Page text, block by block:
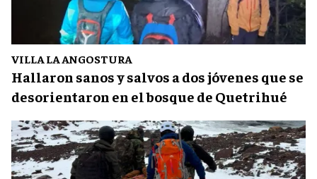
VILLA LA ANGOSTURA
Hallaron sanos y salvos a dos jóvenes que se
desorientaron en el bosque de Quetrihué